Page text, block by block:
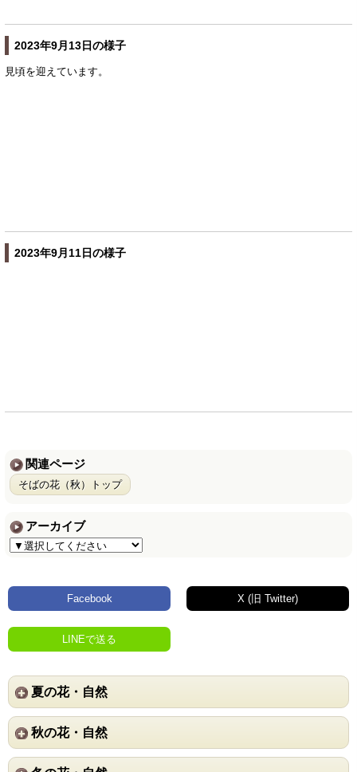
2023年9月13日の様子
見頃を迎えています。
2023年9月11日の様子
関連ページ
そばの花（秋）トップ
アーカイブ
Facebook X (旧 Twitter)
LINEで送る
夏の花・自然
秋の花・自然